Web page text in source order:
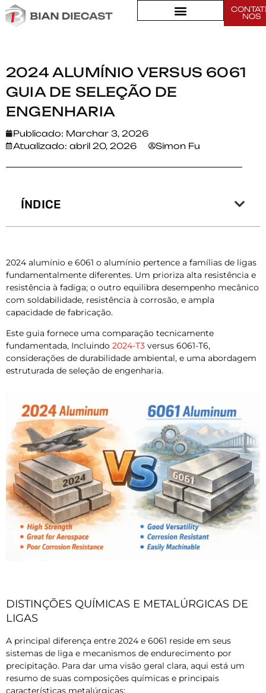
NOS
Lar
>
2024 Alumínio versus 6061 Guia de seleção de engenharia
2024 ALUMÍNIO VERSUS 6061
GUIA DE SELEÇÃO DE
ENGENHARIA
Publicado: Marchar 3, 2026
Atualizado: abril 20, 2026
Simon Fu
ÍNDICE
2024 alumínio e 6061 o alumínio pertence a famílias de ligas
fundamentalmente diferentes. Um prioriza alta resistência e
resistência à fadiga; o outro equilibra desempenho mecânico
com soldabilidade, resistência à corrosão, e ampla
capacidade de fabricação.
Este guia fornece uma comparação tecnicamente
fundamentada, Incluindo 2024-T3 versus 6061-T6,
considerações de durabilidade ambiental, e uma abordagem
estruturada de seleção de engenharia.
DISTINÇÕES QUÍMICAS E METALÚRGICAS DE
LIGAS
A principal diferença entre 2024 e 6061 reside em seus
sistemas de liga e mecanismos de endurecimento por
precipitação. Para dar uma visão geral clara, aqui está um
resumo de suas composições químicas e principais
características metalúrgicas: